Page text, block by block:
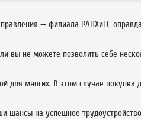
— филиала РАНХиГС
вы не можете позволить себе
для многих. В этом случае
шансы на успешное